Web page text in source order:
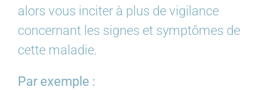
alors vous inciter à plus de vigilance
concernant les signes et symptômes de
cette maladie.
Par exemple :